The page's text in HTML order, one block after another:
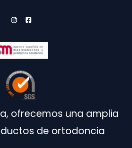
ofrecemos una amplia
de ortodoncia